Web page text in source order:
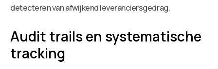
detecteren van afwijkend leveranciersgedrag.
Audit trails en systematische
tracking